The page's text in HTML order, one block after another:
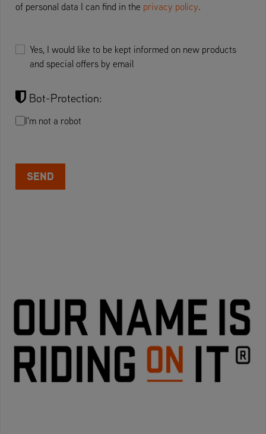
of personal data I can find in the privacy policy.
Yes, I would like to be kept informed on new products
and special offers by email
Bot-Protection:
I'm not a robot
SEND